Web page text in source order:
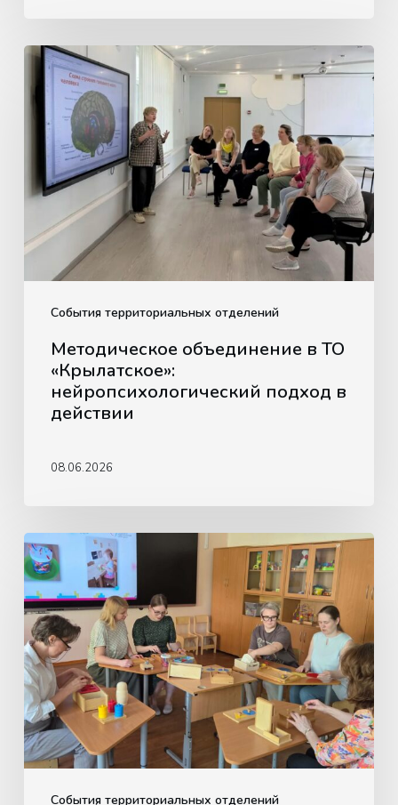
События территориальных отделений
Методическое
объединение
«Крылатское»:
нейропсихологический
подход
действии
Методическое объединение в ТО
«Крылатское»:
нейропсихологический подход в
действии
08.06.2026
События территориальных отделений
Обучающая
встреча
для
педагогов
по
использованию
материалов
Монтессори